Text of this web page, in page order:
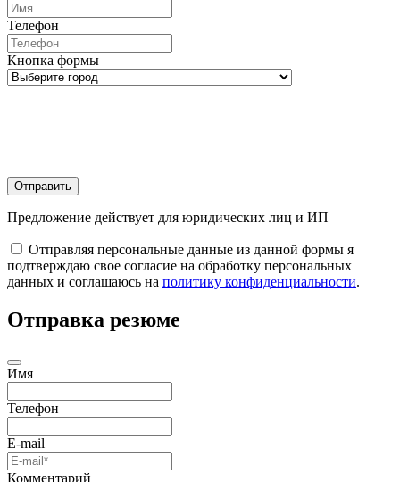
Телефон
Кнопка формы
Отправить
Предложение действует для юридических лиц и ИП
Отправляя персональные данные из данной формы я
подтверждаю свое согласие на обработку персональных
данных и соглашаюсь на политику конфиденциальности.
Отправка резюме
Имя
Телефон
E-mail
Комментарий